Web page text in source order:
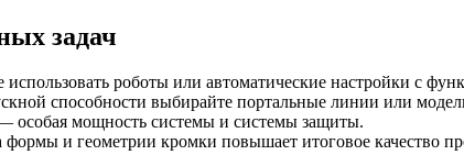
задач
роботы или автоматические настройки с
способности выбирайте портальные линии или
особая мощность системы и системы защиты.
формы и геометрии кромки повышает итоговое качество